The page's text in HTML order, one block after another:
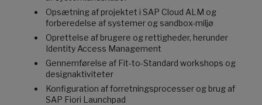
Opsætning af projektet i SAP Cloud ALM og
forberedelse af systemer og sandbox-miljø
Oprettelse af brugere og rettigheder, herunder
Identity Access Management
Gennemførelse af Fit-to-Standard workshops og
designaktiviteter
Konfiguration af forretningsprocesser og brug af
SAP Fiori Launchpad